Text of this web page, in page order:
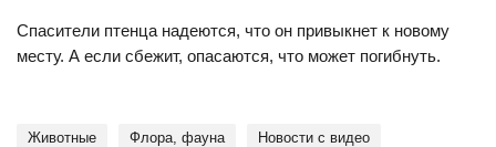
Спасители птенца надеются, что он привыкнет к новому
месту. А если сбежит, опасаются, что может погибнуть.
животные флора, фауна Новости с видео